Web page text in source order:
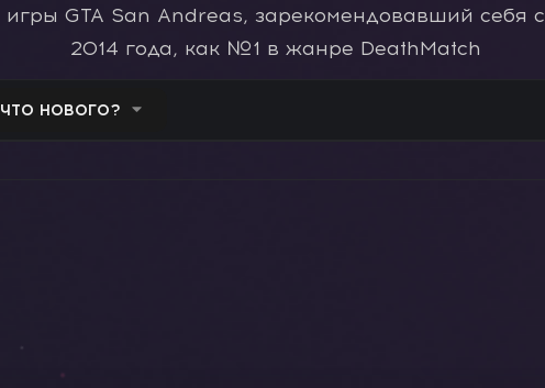
игры GTA San Andreas, зарекомендовавший себя с
2014 года, как №1 в жанре DeathMatch
ЧТО НОВОГО?